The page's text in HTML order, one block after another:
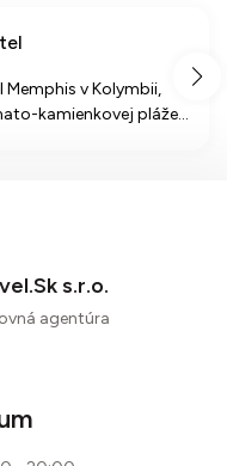
Memphis v Kolymbii,
kamienkovej pláže s
s.r.o.
agentúra